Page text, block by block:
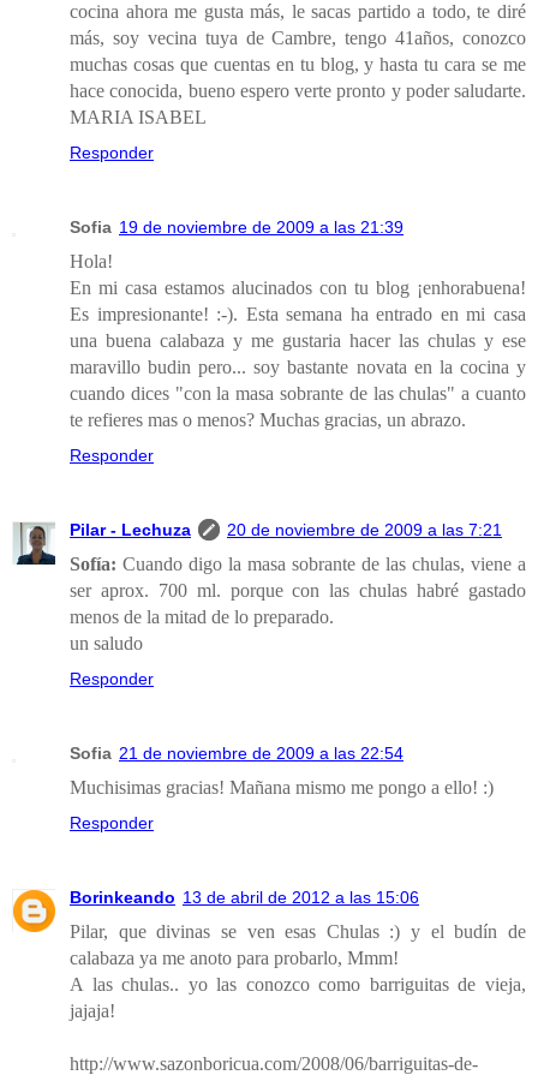
cocina ahora me gusta más, le sacas partido a todo, te diré
más, soy vecina tuya de Cambre, tengo 41años, conozco
muchas cosas que cuentas en tu blog, y hasta tu cara se me
hace conocida, bueno espero verte pronto y poder saludarte.
MARIA ISABEL
Responder
Sofia 19 de noviembre de 2009 a las 21:39
Hola!
En mi casa estamos alucinados con tu blog ¡enhorabuena!
Es impresionante! :-). Esta semana ha entrado en mi casa
una buena calabaza y me gustaria hacer las chulas y ese
maravillo budin pero... soy bastante novata en la cocina y
cuando dices "con la masa sobrante de las chulas" a cuanto
te refieres mas o menos? Muchas gracias, un abrazo.
Responder
Pilar - Lechuza 20 de noviembre de 2009 a las 7:21
Sofía: Cuando digo la masa sobrante de las chulas, viene a
ser aprox. 700 ml. porque con las chulas habré gastado
menos de la mitad de lo preparado.
un saludo
Responder
Sofia 21 de noviembre de 2009 a las 22:54
Muchisimas gracias! Mañana mismo me pongo a ello! :)
Responder
Borinkeando 13 de abril de 2012 a las 15:06
Pilar, que divinas se ven esas Chulas :) y el budín de
calabaza ya me anoto para probarlo, Mmm!
A las chulas.. yo las conozco como barriguitas de vieja,
jajaja!
http://www.sazonboricua.com/2008/06/barriguitas-de-